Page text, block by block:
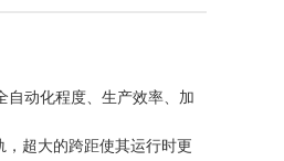
自动化程度、生产效率、加
超大的跨距使其运行时更